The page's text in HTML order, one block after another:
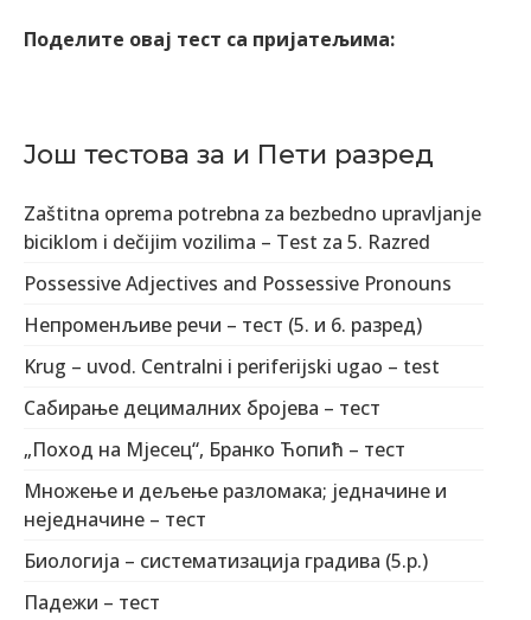
Поделите овај тест са пријатељима:
Још тестова за и Пети разред
Zaštitna oprema potrebna za bezbedno upravljanje
biciklom i dečijim vozilima – Test za 5. Razred
Possessive Adjectives and Possessive Pronouns
Непроменљиве речи – тест (5. и 6. разред)
Krug – uvod. Centralni i periferijski ugao – test
Сабирање децималних бројева – тест
„Поход на Мјесец“, Бранко Ћопић – тест
Множење и дељење разломака; једначине и
неједначине – тест
Биологија – систематизација градива (5.р.)
Падежи – тест